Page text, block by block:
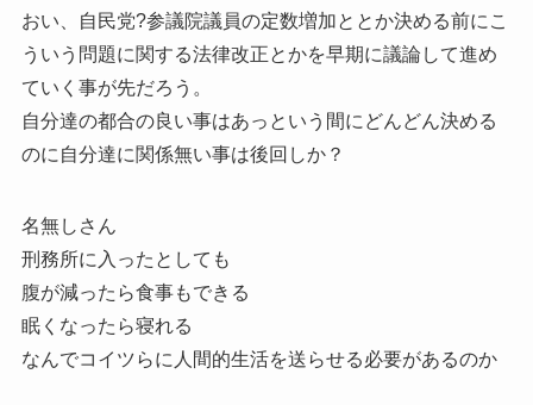
おい、自民党?参議院議員の定数増加ととか決める前にこ
ういう問題に関する法律改正とかを早期に議論して進め
ていく事が先だろう。
自分達の都合の良い事はあっという間にどんどん決める
のに自分達に関係無い事は後回しか？
名無しさん
刑務所に入ったとしても
腹が減ったら食事もできる
眠くなったら寝れる
なんでコイツらに人間的生活を送らせる必要があるのか